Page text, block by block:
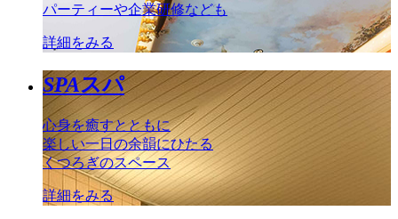
パーティーや企業研修なども
詳細をみる
SPAスパ
心身を癒すとともに
楽しい一日の余韻にひたる
くつろぎのスペース
詳細をみる